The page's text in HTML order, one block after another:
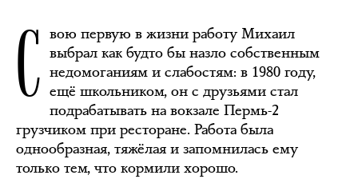
С вою первую в жизни работу Михаил
выбрал как будто бы назло собственным
недомоганиям и слабостям: в 1980 году,
ещё школьником, он с друзьями стал
подрабатывать на вокзале Пермь-2
грузчиком при ресторане. Работа была
однообразная, тяжёлая и запомнилась ему
только тем, что кормили хорошо.